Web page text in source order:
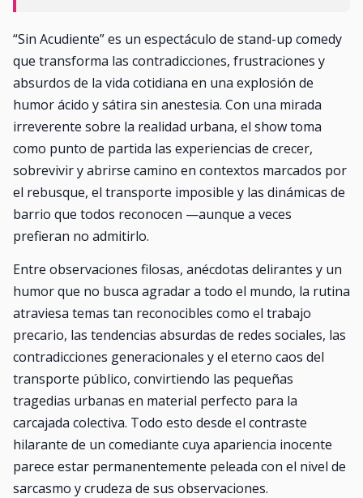
“Sin Acudiente” es un espectáculo de stand-up comedy
que transforma las contradicciones, frustraciones y
absurdos de la vida cotidiana en una explosión de
humor ácido y sátira sin anestesia. Con una mirada
irreverente sobre la realidad urbana, el show toma
como punto de partida las experiencias de crecer,
sobrevivir y abrirse camino en contextos marcados por
el rebusque, el transporte imposible y las dinámicas de
barrio que todos reconocen —aunque a veces
prefieran no admitirlo.
Entre observaciones filosas, anécdotas delirantes y un
humor que no busca agradar a todo el mundo, la rutina
atraviesa temas tan reconocibles como el trabajo
precario, las tendencias absurdas de redes sociales, las
contradicciones generacionales y el eterno caos del
transporte público, convirtiendo las pequeñas
tragedias urbanas en material perfecto para la
carcajada colectiva. Todo esto desde el contraste
hilarante de un comediante cuya apariencia inocente
parece estar permanentemente peleada con el nivel de
sarcasmo y crudeza de sus observaciones.